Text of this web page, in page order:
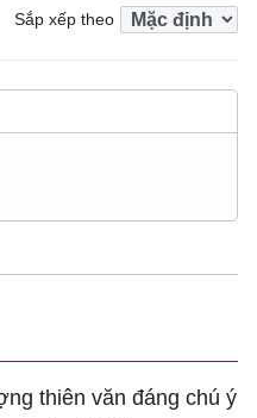
Sắp xếp theo
thiên văn đáng chú ý